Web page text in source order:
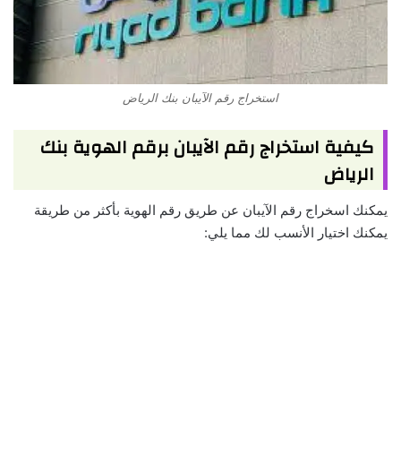
استخراج رقم الآيبان بنك الرياض
كيفية استخراج رقم الآيبان برقم الهوية بنك
الرياض
يمكنك اسخراج رقم الآيبان عن طريق رقم الهوية بأكثر من طريقة
يمكنك اختيار الأنسب لك مما يلي: